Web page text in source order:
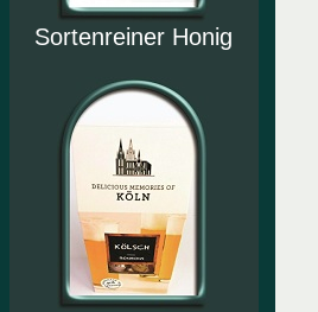
Sortenreiner Honig